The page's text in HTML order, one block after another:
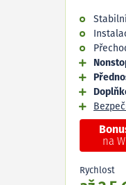
na
Rychlost